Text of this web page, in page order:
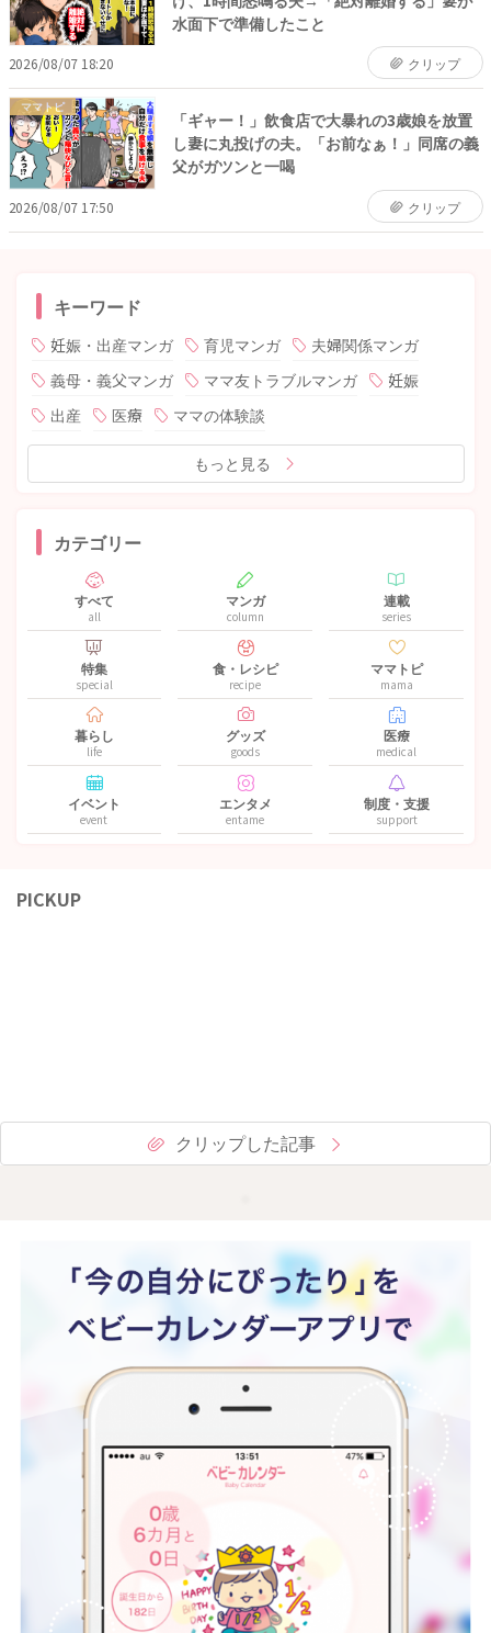
水面下で準備したこと
2026/08/07 18:20 クリップ
ママトピ
「ギャー！」飲食店で大暴れの3歳娘を放置
し妻に丸投げの夫。「お前なぁ！」同席の義
父がガツンと一喝
2026/08/07 17:50 クリップ
キーワード
妊娠・出産マンガ 育児マンガ
夫婦関係マンガ
義母・義父マンガ
ママ友トラブルマンガ
妊娠
出産
医療 ママの体験談
もっと見る
カテゴリー
すべて
all
マンガ
column
連載
series
特集
special
食・レシピ
recipe
ママトピ
mama
暮らし
life
グッズ
goods
医療
medical
イベント
event
エンタメ
entame
制度・支援
support
PICKUP
クリップした記事